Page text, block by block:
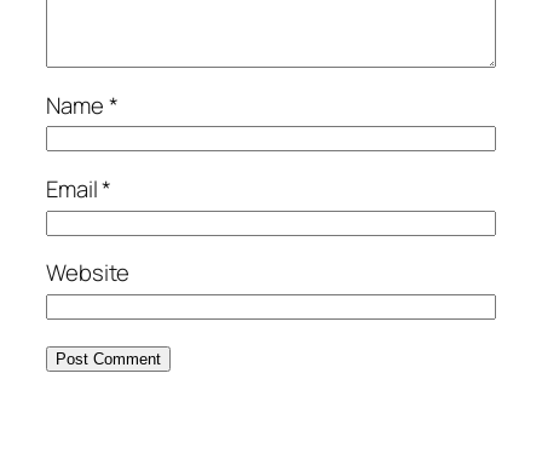
Name*
Email*
Website